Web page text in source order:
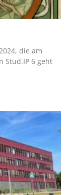
die am
Stud.IP 6 geht